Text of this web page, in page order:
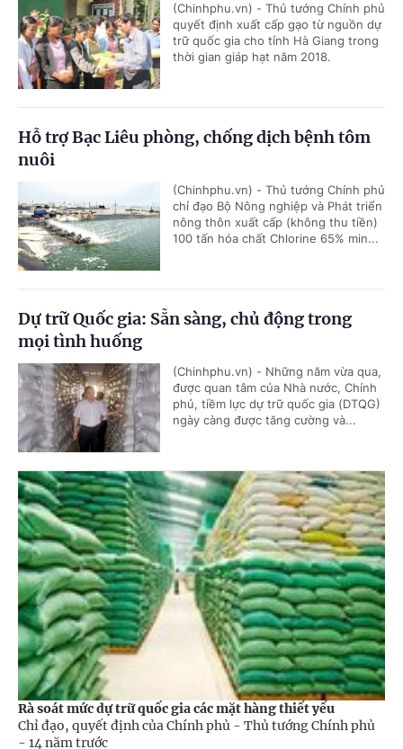
(Chinhphu.vn) - Thủ tướng Chính phủ
quyết định xuất cấp gạo từ nguồn dự
trữ quốc gia cho tỉnh Hà Giang trong
thời gian giáp hạt năm 2018.
Hỗ trợ Bạc Liêu phòng, chống dịch bệnh tôm
nuôi
(Chinhphu.vn) - Thủ tướng Chính phủ
chỉ đạo Bộ Nông nghiệp và Phát triển
nông thôn xuất cấp (không thu tiền)
100 tấn hóa chất Chlorine 65% min...
Dự trữ Quốc gia: Sẵn sàng, chủ động trong
mọi tình huống
(Chinhphu.vn) - Những năm vừa qua,
được quan tâm của Nhà nước, Chính
phủ, tiềm lực dự trữ quốc gia (DTQG)
ngày càng được tăng cường và...
Rà soát mức dự trữ quốc gia các mặt hàng thiết yếu
Chỉ đạo, quyết định của Chính phủ - Thủ tướng Chính phủ
- 14 năm trước